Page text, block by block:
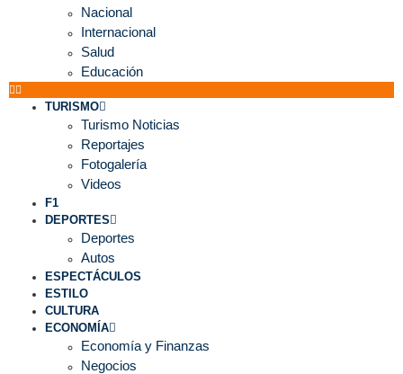
Nacional
Internacional
Salud
Educación
TURISMO
Turismo Noticias
Reportajes
Fotogalería
Videos
F1
DEPORTES
Deportes
Autos
ESPECTÁCULOS
ESTILO
CULTURA
ECONOMÍA
Economía y Finanzas
Negocios